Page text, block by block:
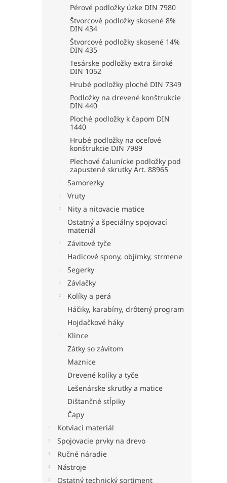
Pérové podložky úzke DIN 7980
Štvorcové podložky skosené 8%
DIN 434
Štvorcové podložky skosené 14%
DIN 435
Tesárske podložky extra široké
DIN 1052
Hrubé podložky ploché DIN 7349
Podložky na drevené konštrukcie
DIN 440
Ploché podložky k čapom DIN
1440
Hrubé podložky na oceľové
konštrukcie DIN 7989
Plechové čalunícke podložky pod
zapustené skrutky Art. 88965
Samorezky
Vruty
Nity a nitovacie matice
Ostatný a špeciálny spojovací
materiál
Závitové tyče
Hadicové spony, objímky, strmene
Segerky
Závlačky
Kolíky a perá
Háčiky, karabíny, drôtený program
Hojdačkové háky
Klince
Zátky so závitom
Maznice
Drevené kolíky a tyče
Lešenárske skrutky a matice
Dištančné stĺpiky
Čapy
Kotviaci materiál
Spojovacie prvky na drevo
Ručné náradie
Nástroje
Ostatný technický sortiment